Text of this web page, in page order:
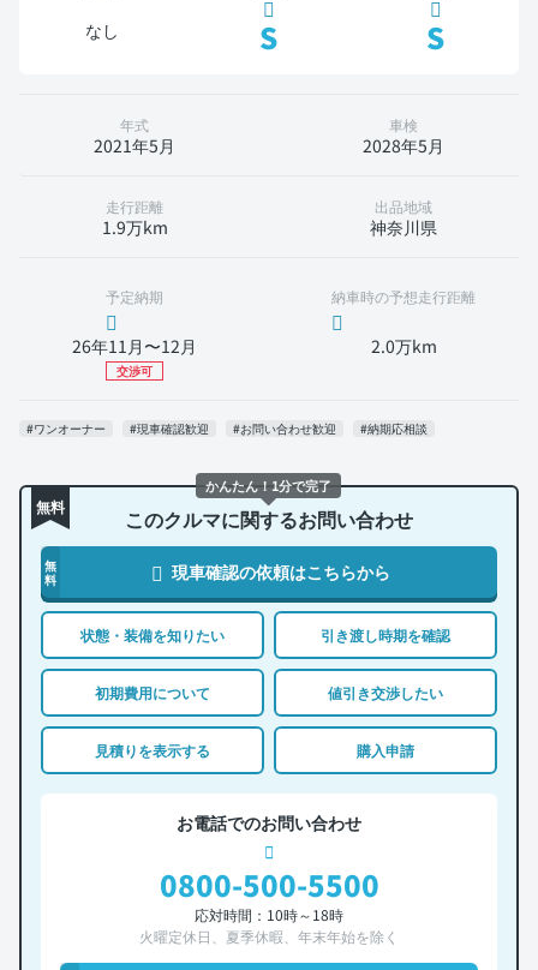
なし S S
年式
2021年5月
車検
2028年5月
走行距離
1.9万km
出品地域
神奈川県
予定納期
26年11月〜12月
交渉可
納車時の予想走行距離
2.0万km
#ワンオーナー #現車確認歓迎 #お問い合わせ歓迎 #納期応相談
無料 このクルマに関するお問い合わせ
無
料
現車確認の依頼はこちらから
状態・装備を知りたい 引き渡し時期を確認
初期費用について 値引き交渉したい
見積りを表示する 購入申請
お電話でのお問い合わせ
0800-500-5500
応対時間：10時～18時
火曜定休日、夏季休暇、年末年始を除く
かんたん！1分で完了